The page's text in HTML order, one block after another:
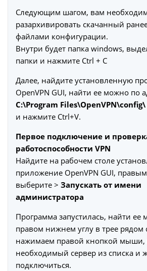
Следующим шагом, вам
разархивировать скачанный
файлами конфигурации.
Внутри будет папка windows,
папки и нажмите Ctrl + C
Далее, найдите установленную
OpenVPN GUI, найти ее можно по
C:\Program Files\OpenVPN\config\
и нажмите Ctrl+V.
Первое подключение и
работоспособности VPN
Найдите на рабочем столе
приложение OpenVPN GUI,
выберите > Запускать от имени
администратора
Программа запустилась, найти ее
правом нижнем углу в трее рядом
нажимаем правой кнопкой
необходимый сервер из списка и
подключиться.